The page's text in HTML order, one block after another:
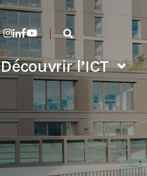
Découvrir l’ICT